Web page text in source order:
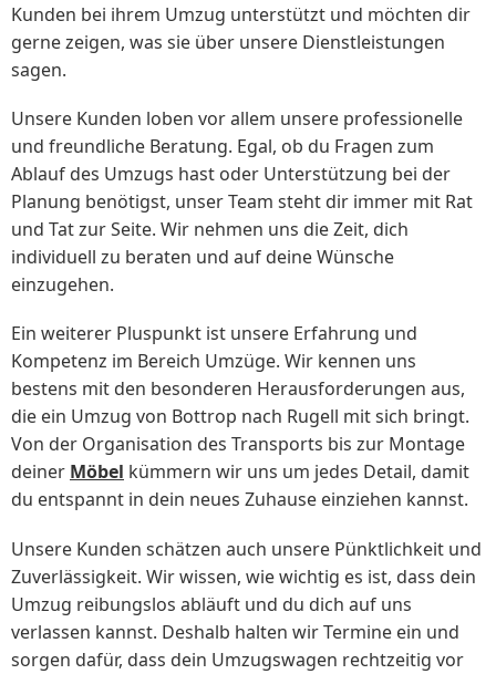
Kunden bei ihrem Umzug unterstützt und möchten dir
gerne zeigen, was sie über unsere Dienstleistungen
sagen.
Unsere Kunden loben vor allem unsere professionelle
und freundliche Beratung. Egal, ob du Fragen zum
Ablauf des Umzugs hast oder Unterstützung bei der
Planung benötigst, unser Team steht dir immer mit Rat
und Tat zur Seite. Wir nehmen uns die Zeit, dich
individuell zu beraten und auf deine Wünsche
einzugehen.
Ein weiterer Pluspunkt ist unsere Erfahrung und
Kompetenz im Bereich Umzüge. Wir kennen uns
bestens mit den besonderen Herausforderungen aus,
die ein Umzug von Bottrop nach Rugell mit sich bringt.
Von der Organisation des Transports bis zur Montage
deiner Möbel kümmern wir uns um jedes Detail, damit
du entspannt in dein neues Zuhause einziehen kannst.
Unsere Kunden schätzen auch unsere Pünktlichkeit und
Zuverlässigkeit. Wir wissen, wie wichtig es ist, dass dein
Umzug reibungslos abläuft und du dich auf uns
verlassen kannst. Deshalb halten wir Termine ein und
sorgen dafür, dass dein Umzugswagen rechtzeitig vor